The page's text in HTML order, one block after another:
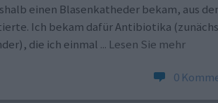
einen Blasenkatheder bekam, aus
Ich bekam dafür Antibiotika
die ich einmal ... Lesen Sie mehr
0